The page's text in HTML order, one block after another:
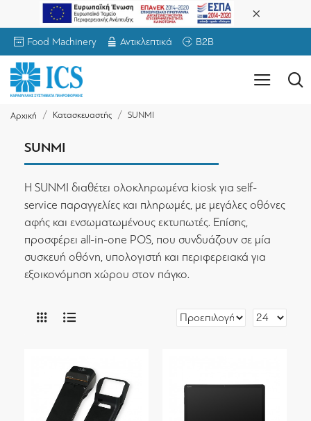
Food Machinery Αντικλεπτικά B2B
Αρχική Κατασκευαστής SUNMI
SUNMI
Η SUNMI διαθέτει ολοκληρωμένα kiosk για self-
service παραγγελίες και πληρωμές, με μεγάλες οθόνες
αφής και ενσωματωμένους εκτυπωτές. Επίσης,
προσφέρει all-in-one POS, που συνδυάζουν σε μία
συσκευή οθόνη, υπολογιστή και περιφερειακά για
εξοικονόμηση χώρου στον πάγκο.